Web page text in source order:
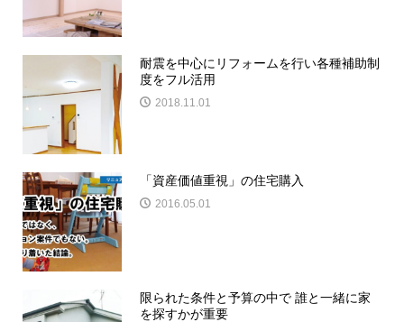
耐震を中心にリフォームを行い各種補助制
度をフル活用
2018.11.01
「資産価値重視」の住宅購入
2016.05.01
限られた条件と予算の中で 誰と一緒に家
を探すかが重要